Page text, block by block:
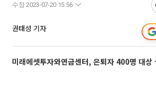
수정 2023-07-20 15:56
권태성 기자
미래에셋투자와연금센터, 은퇴자 400명 대상